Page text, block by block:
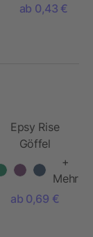
ab 0,43 €
Epsy Rise
Göffel
+
Mehr
ab 0,69 €